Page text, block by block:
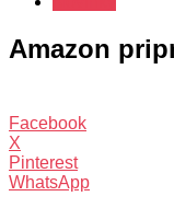
Amazon
Facebook
X
Pinterest
WhatsApp